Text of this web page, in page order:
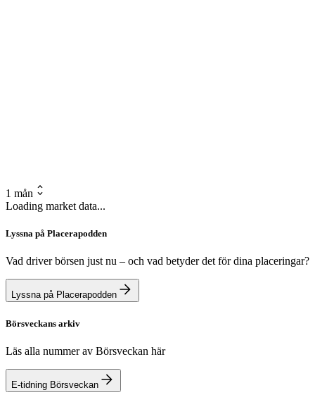
1 mån
Loading market data...
Lyssna på Placerapodden
Vad driver börsen just nu – och vad betyder det för dina placeringar?
Lyssna på Placerapodden
Börsveckans arkiv
Läs alla nummer av Börsveckan här
E-tidning Börsveckan